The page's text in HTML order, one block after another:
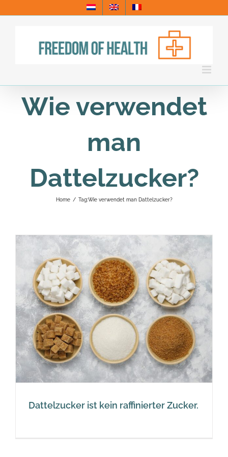
to
Wie verwendet
man
Dattelzucker?
Home / Tag:Wie verwendet man Dattelzucker?
Dattelzucker ist kein raffinierter Zucker.